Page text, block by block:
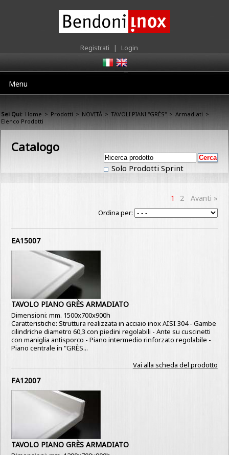
Registrati | Login
Menu
Sei Qui: Home > Prodotti > NOVITÁ > TAVOLI PIANI "GRÈS" > Armadiati >
Elenco Prodotti
Catalogo
Solo Prodotti Sprint
1 2 Avanti »
Ordina per:
EA15007
TAVOLO PIANO GRÈS ARMADIATO
Dimensioni: mm. 1500x700x900h
Caratteristiche: Struttura realizzata in acciaio inox AISI 304 - Gambe
cilindriche diametro 60,3 con piedini regolabili - Ante su cuscinetti
con maniglia antisporco - Piano intermedio rinforzato regolabile -
Piano centrale in "GRÈS...
Vai alla scheda del prodotto
FA12007
TAVOLO PIANO GRÈS ARMADIATO